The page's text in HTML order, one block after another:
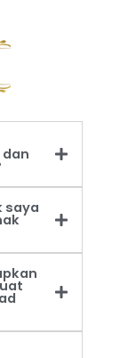
saya